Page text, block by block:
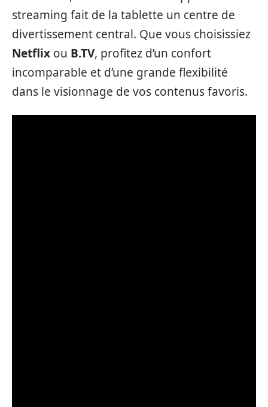
streaming fait de la tablette un centre de
divertissement central. Que vous choisissiez
Netflix ou B.TV, profitez d’un confort
incomparable et d’une grande flexibilité
dans le visionnage de vos contenus favoris.